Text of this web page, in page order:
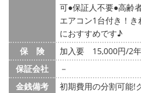
可 保証人不要 高齢
エアコン1台付き！
におすすめです♪
保 険
加入要 15,000円/2年
保証会社
－
金銭備考
初期費用の分割可能!